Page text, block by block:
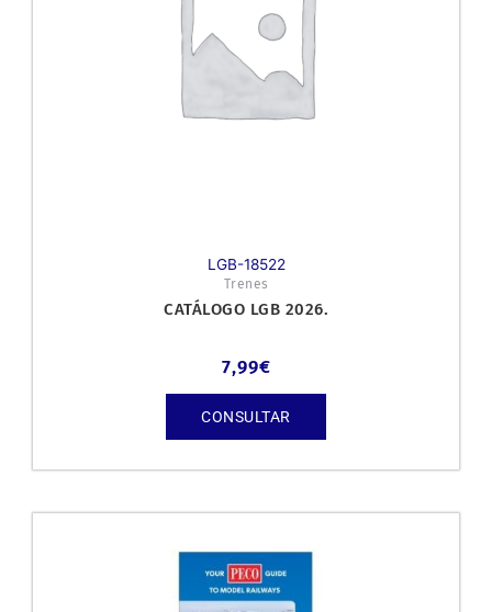
LGB-18522
Trenes
CATÁLOGO LGB 2026.
7,99€
CONSULTAR